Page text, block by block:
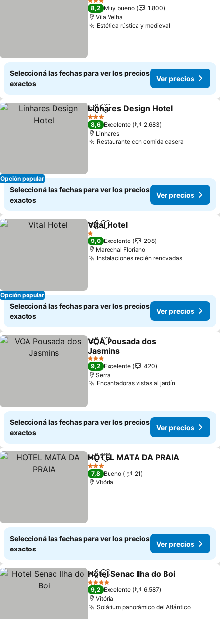
3 Estrellas
8,2 Muy bueno
1.800
Vila Velha
Estética rústica y medieval
Seleccioná las fechas para ver los precios
exactos
Ver precios
Opción popular
CompartirAñadir a favoritos
Linhares Design Hotel
3 Estrellas
8,6 Excelente
2.683
Linhares
Restaurante con comida casera
Seleccioná las fechas para ver los precios
exactos
Ver precios
Opción popular
CompartirAñadir a favoritos
Vital Hotel
1 Estrellas
9,0 Excelente
208
Marechal Floriano
Instalaciones recién renovadasVer
Seleccioná las fechas para ver los precios
exactos
Ver precios
CompartirAñadir a favoritos
VOA Pousada dos
Jasmins
Ver precios
3 Estrellas
9,2 Excelente
420
Serra
Encantadoras vistas al jardín
Seleccioná las fechas para ver los precios
exactos
Ver precios
CompartirAñadir a favoritos
HOTEL MATA DA PRAIA
3 Estrellas
7,8 Bueno
21
Vitória
Seleccioná las fechas para ver los precios
exactos
Ver precios
CompartirAñadir a favoritos
Hotel Senac Ilha do Boi
4 Estrellas
9,2 Excelente
6.587
Vitória
Solárium panorámico del AtlánticoVer